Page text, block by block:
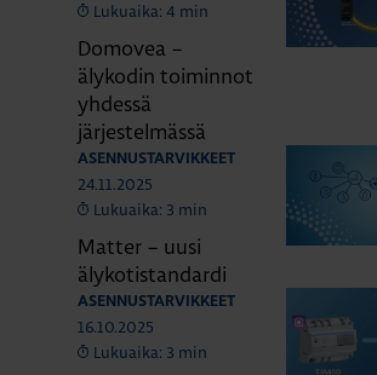
Lukuaika: 4 min
Domovea –
älykodin toiminnot
yhdessä
järjestelmässä
ASENNUSTARVIKKEET
24.11.2025
Lukuaika: 3 min
Matter – uusi
älykotistandardi
ASENNUSTARVIKKEET
16.10.2025
Lukuaika: 3 min